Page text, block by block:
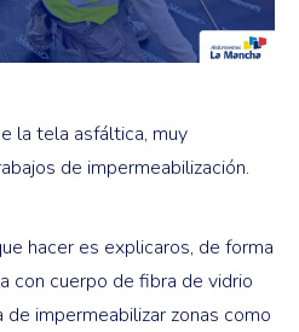
la tela asfáltica, muy
de impermeabilización.
hacer es explicaros, de forma
con cuerpo de fibra de vidrio
impermeabilizar zonas como